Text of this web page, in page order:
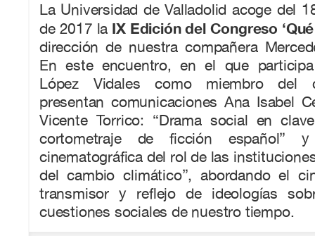
La Universidad de Valladolid acoge del
de 2017 la IX Edición del Congreso
dirección de nuestra compañera
En este encuentro, en el que
López Vidales como miembro del
presentan comunicaciones Ana Isabel
Vicente Torrico: “Drama social en
cortometraje de ficción español” y
cinematográfica del rol de las
del cambio climático”, abordando el
transmisor y reflejo de ideologías
cuestiones sociales de nuestro tiempo.